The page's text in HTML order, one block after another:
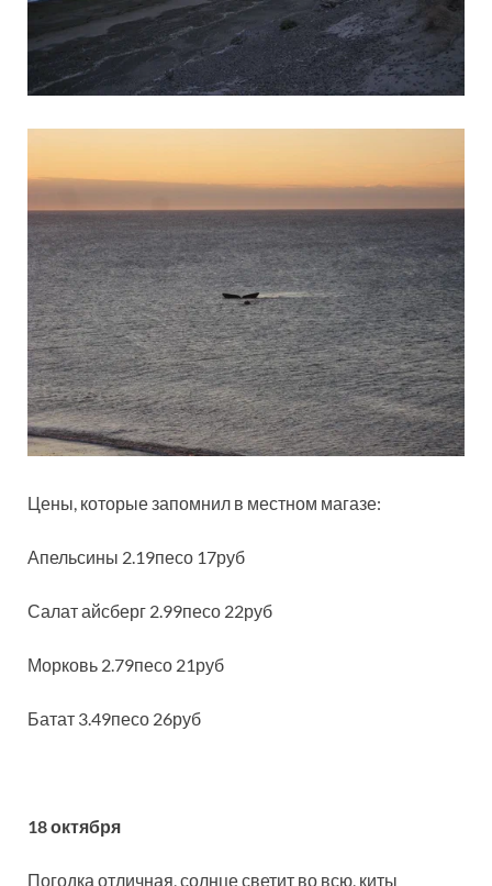
Цены, которые запомнил в местном магазе:
Апельсины 2.19песо 17руб
Салат айсберг 2.99песо 22руб
Морковь 2.79песо 21руб
Батат 3.49песо 26руб
18 октября
Погодка отличная, солнце светит во всю, киты